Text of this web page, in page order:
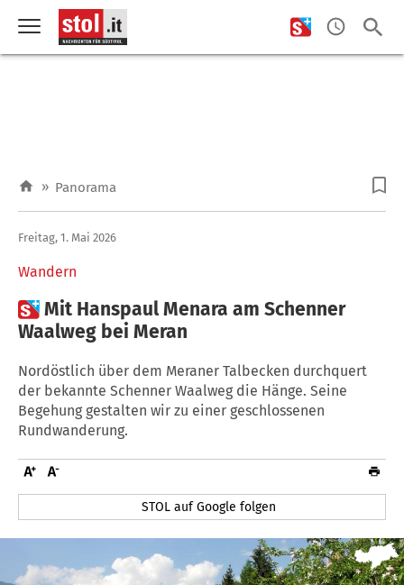
» Panorama
Wandern
Freitag, 1. Mai 2026
Mit Hanspaul Menara am Schenner
Waalweg bei Meran
Nordöstlich über dem Meraner Talbecken durchquert
der bekannte Schenner Waalweg die Hänge. Seine
Begehung gestalten wir zu einer geschlossenen
Rundwanderung.
STOL auf Google folgen